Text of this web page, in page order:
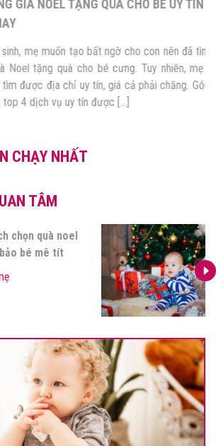
NOEL TẶNG QUÀ CHO BÉ UY TÍN
muốn tạo bất ngờ cho con nên đã tìm đến
tặng quà cho bé cưng. Tuy nhiên, mẹ đang
địa chỉ uy tín, giá cả phải chăng. Góc của
dịch vụ uy tín được […]
CHẠY NHẤT
TÂM
Mách mẹ cách chọn quà noel
cho bé đảm bảo bé mê tít
Tâm sự của mẹ